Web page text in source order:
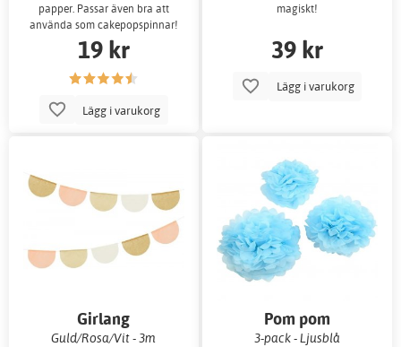
papper. Passar även bra att
använda som cakepopspinnar!
19 kr
Lägg i varukorg
magiskt!
39 kr
Lägg i varukorg
Girlang
Guld/Rosa/Vit - 3m
Pom pom
3-pack - Ljusblå